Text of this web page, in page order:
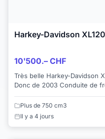
Harkey-Davidson
10'500.– CHF
Très belle Harkey-Davidson
Donc de 2003 Conduite de frein SB Speed Breakes Guidon
Plus de 750 cm3
Il y a 4 jours